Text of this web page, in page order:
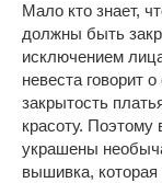
Мало кто знает,
должны быть
исключением
невеста говорит
закрытость
красоту.
украшены
вышивка, которая